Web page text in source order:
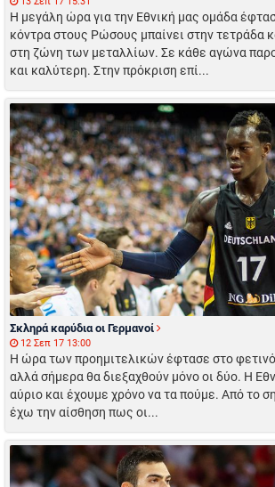
Η μεγάλη ώρα για την Εθνική μας ομάδα
κόντρα στους Ρώσους μπαίνει στην τετράδα
στη ζώνη των μεταλλίων. Σε κάθε αγώνα
και καλύτερη. Στην πρόκριση επί...
Σκληρά καρύδια οι Γερμανοί
12 Σεπ 17 13:00
Η ώρα των προημιτελικών έφτασε στο
αλλά σήμερα θα διεξαχθούν μόνο οι δύο. Η
αύριο και έχουμε χρόνο να τα πούμε. Από το
έχω την αίσθηση πως οι...